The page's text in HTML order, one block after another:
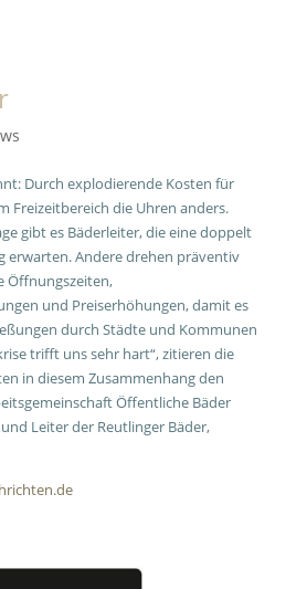
Durch explodierende Kosten für
Freizeitbereich die Uhren anders.
gibt es Bäderleiter, die eine doppelt
erwarten. Andere drehen präventiv
Öffnungszeiten,
und Preiserhöhungen, damit es
durch Städte und Kommunen
trifft uns sehr hart“, zitieren die
in diesem Zusammenhang den
Öffentliche Bäder
Leiter der Reutlinger Bäder,